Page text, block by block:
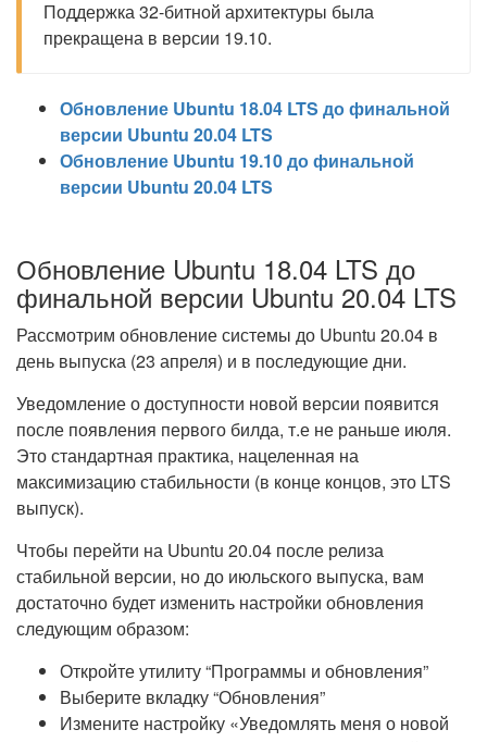
Поддержка 32-битной архитектуры была
прекращена в версии 19.10.
Обновление Ubuntu 18.04 LTS до финальной
версии Ubuntu 20.04 LTS
Обновление Ubuntu 19.10 до финальной
версии Ubuntu 20.04 LTS
Обновление Ubuntu 18.04 LTS до
финальной версии Ubuntu 20.04 LTS
Рассмотрим обновление системы до Ubuntu 20.04 в
день выпуска (23 апреля) и в последующие дни.
Уведомление о доступности новой версии появится
после появления первого билда, т.е не раньше июля.
Это стандартная практика, нацеленная на
максимизацию стабильности (в конце концов, это LTS
выпуск).
Чтобы перейти на Ubuntu 20.04 после релиза
стабильной версии, но до июльского выпуска, вам
достаточно будет изменить настройки обновления
следующим образом:
Откройте утилиту “Программы и обновления”
Выберите вкладку “Обновления”
Измените настройку «Уведомлять меня о новой